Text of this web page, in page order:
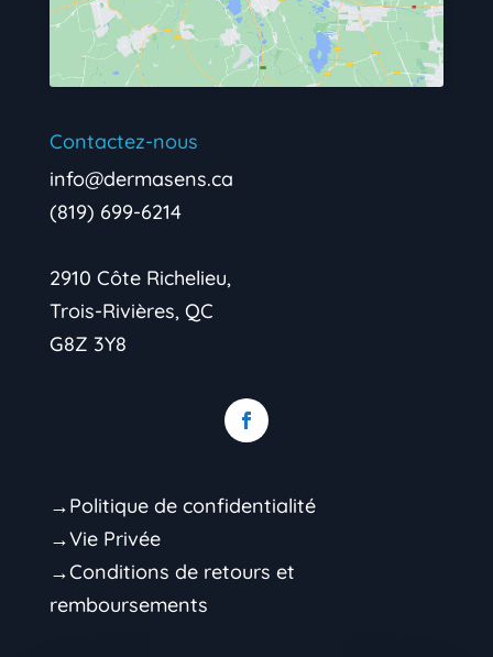
Contactez-nous
info@dermasens.ca
(819) 699-6214
2910 Côte Richelieu,
Trois-Rivières, QC
G8Z 3Y8
→Politique de confidentialité
→Vie Privée
→Conditions de retours et
remboursements